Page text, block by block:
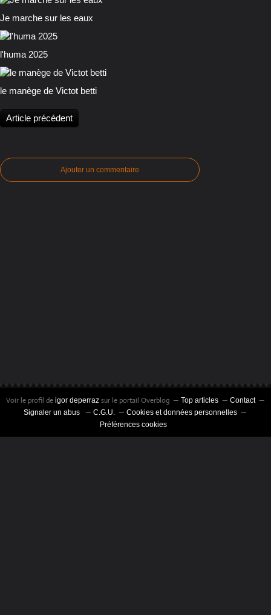
Je marche sur les eaux
l'huma 2025
le manège de Victot betti
Article précédent
Ajouter un commentaire
Voir le profil de igor deperraz sur le portail Overblog Top articles
Contact
Signaler un abus
C.G.U.
Cookies et données personnelles
Préférences cookies